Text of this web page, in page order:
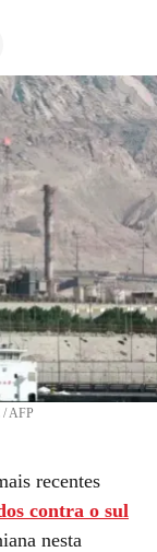
AFP
recentes
contra o sul
nesta